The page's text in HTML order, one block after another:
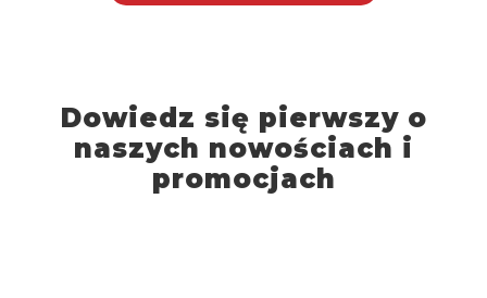
Dowiedz się pierwszy o
naszych nowościach i
promocjach